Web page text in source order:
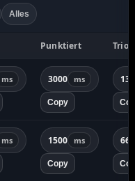
Alles
Punktiert
ms 3000 ms
Copy
ms 1500 ms
Copy
667